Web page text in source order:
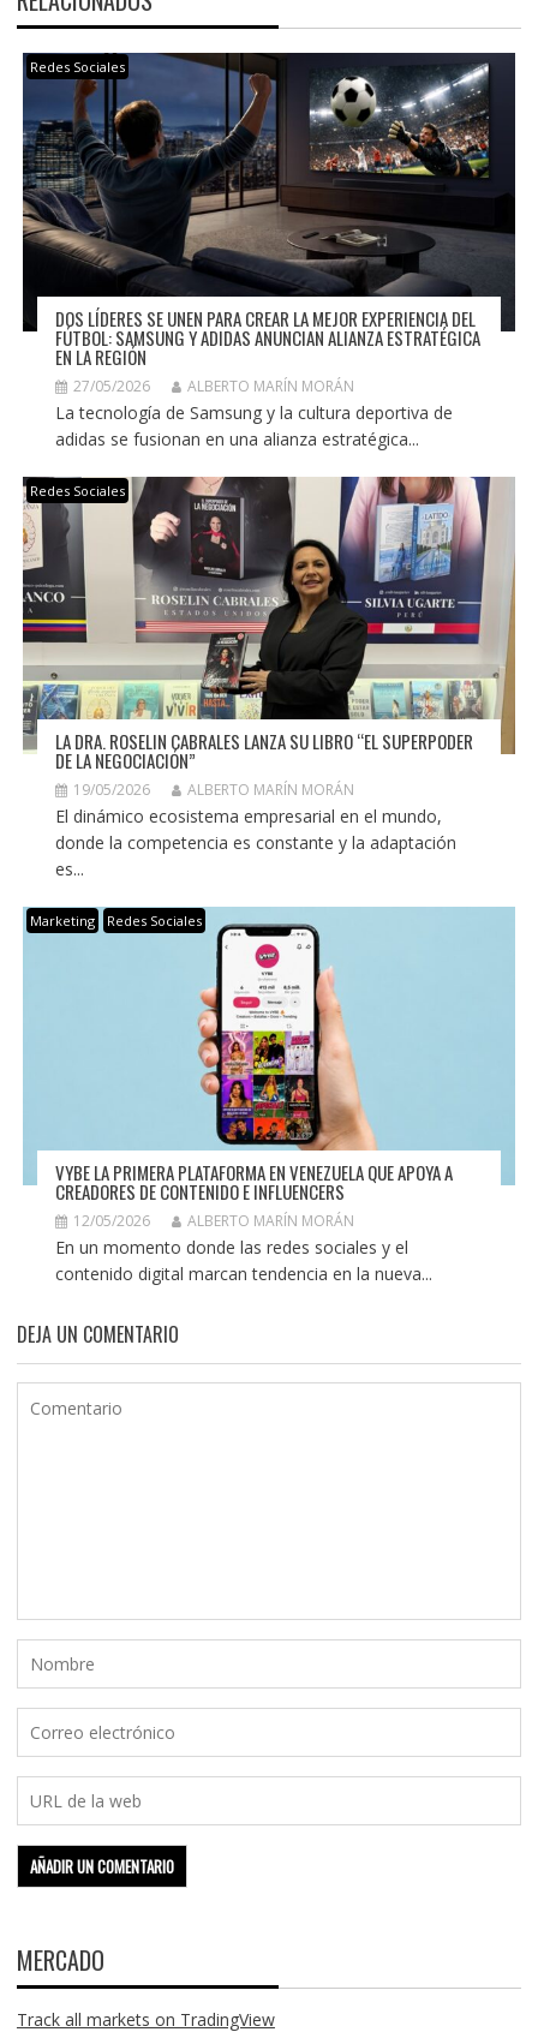
Redes Sociales
DOS LÍDERES SE UNEN PARA CREAR LA MEJOR EXPERIENCIA DEL
FÚTBOL: SAMSUNG Y ADIDAS ANUNCIAN ALIANZA ESTRATÉGICA
EN LA REGIÓN
27/05/2026 ALBERTO MARÍN MORÁN
La tecnología de Samsung y la cultura deportiva de
adidas se fusionan en una alianza estratégica...
Redes Sociales
LA DRA. ROSELIN CABRALES LANZA SU LIBRO “EL SUPERPODER
DE LA NEGOCIACIÓN”
19/05/2026 ALBERTO MARÍN MORÁN
El dinámico ecosistema empresarial en el mundo,
donde la competencia es constante y la adaptación
es...
Marketing Redes Sociales
VYBE LA PRIMERA PLATAFORMA EN VENEZUELA QUE APOYA A
CREADORES DE CONTENIDO E INFLUENCERS
12/05/2026 ALBERTO MARÍN MORÁN
En un momento donde las redes sociales y el
contenido digital marcan tendencia en la nueva...
DEJA UN COMENTARIO
MERCADO
Track all markets on TradingView